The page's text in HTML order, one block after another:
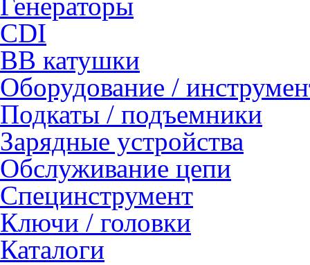
CDI
ВВ катушки
Оборудование /
Подкаты / подъемники
Зарядные устройства
Обслуживание цепи
Специнструмент
Ключи / головки
Каталоги